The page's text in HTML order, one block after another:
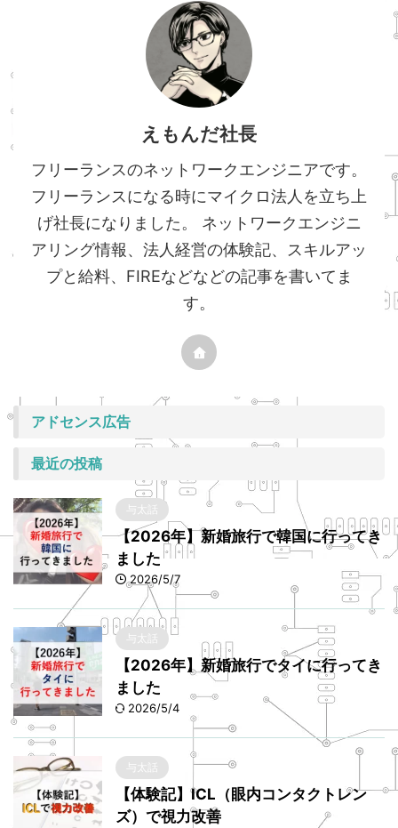
えもんだ社長
フリーランスのネットワークエンジニアです。
フリーランスになる時にマイクロ法人を立ち上
げ社長になりました。 ネットワークエンジニ
アリング情報、法人経営の体験記、スキルアッ
プと給料、FIREなどなどの記事を書いてま
す。
アドセンス広告
最近の投稿
与太話
【2026年】新婚旅行で韓国に行ってき
ました
2026/5/7
与太話
【2026年】新婚旅行でタイに行ってき
ました
2026/5/4
与太話
【体験記】ICL（眼内コンタクトレン
ズ）で視力改善